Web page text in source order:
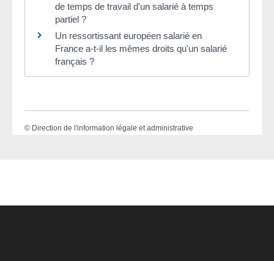
de temps de travail d'un salarié à temps
partiel ?
Un ressortissant européen salarié en
France a-t-il les mêmes droits qu'un salarié
français ?
© Direction de l'information légale et administrative